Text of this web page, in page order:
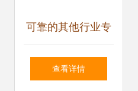
可靠的其他行业专
用设备货源指南 如
查看详情